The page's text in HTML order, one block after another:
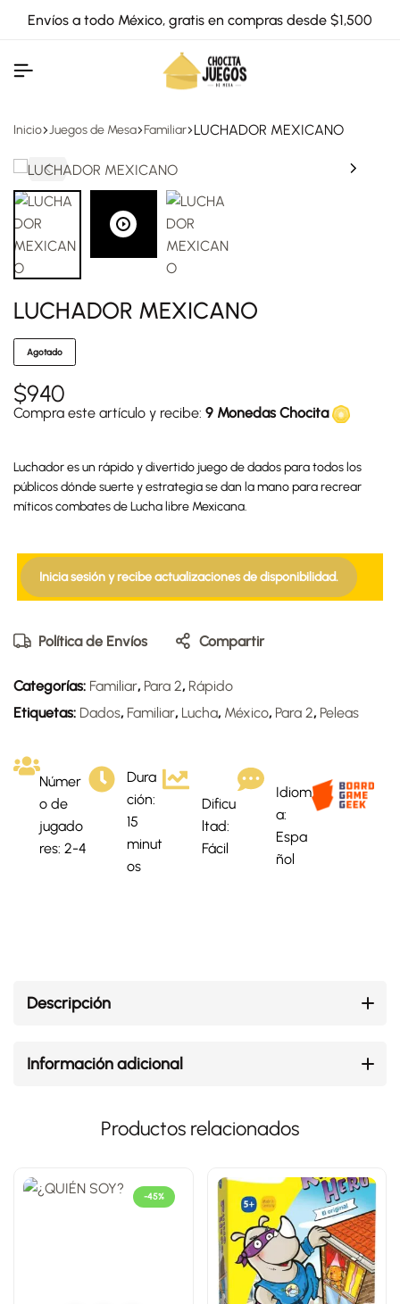
Envíos a todo México, gratis en compras desde $1,500
Inicio Juegos de Mesa Familiar LUCHADOR MEXICANO
LUCHADOR MEXICANO
Agotado
$940
Compra este artículo y recibe: 9 Monedas Chocita
Luchador es un rápido y divertido juego de dados para todos los
públicos dónde suerte y estrategia se dan la mano para recrear
míticos combates de Lucha libre Mexicana.
Inicia sesión y recibe actualizaciones de disponibilidad.
Política de Envíos Compartir
Categorías: Familiar, Para 2, Rápido
Etiquetas: Dados, Familiar, Lucha, México, Para 2, Peleas
Númer
o de
jugado
res: 2-4
Dura
ción:
15
minut
os
Dificu
ltad:
Fácil
Idiom
a:
Espa
ñol
Descripción
Información adicional
Productos relacionados
-45%